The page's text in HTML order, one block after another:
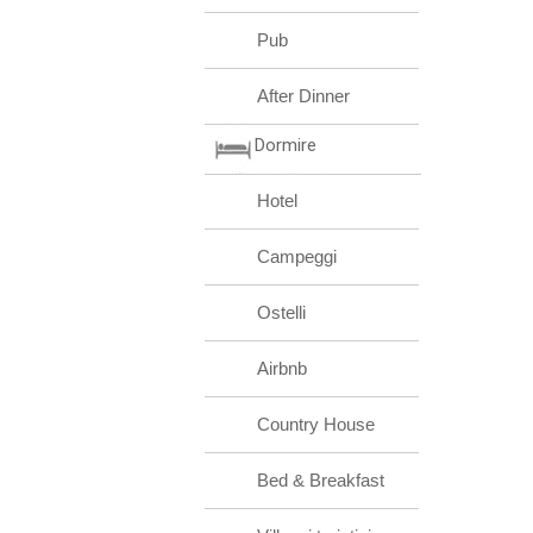
Pub
After Dinner
Dormire
Hotel
Campeggi
Ostelli
Airbnb
Country House
Bed & Breakfast